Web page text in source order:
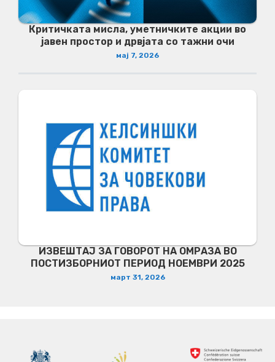
Критичката мисла, уметничките акции во
јавен простор и дрвјата со тажни очи
мај 7, 2026
ИЗВЕШТАЈ ЗА ГОВОРОТ НА ОМРАЗА ВО
ПОСТИЗБОРНИОТ ПЕРИОД НОЕМВРИ 2025
март 31, 2026